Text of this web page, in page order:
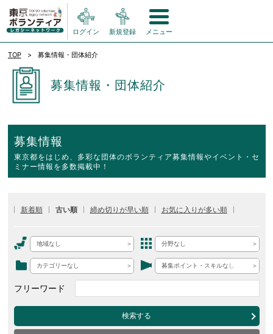
ログイン 新規登録 メニュー
TOP 募集情報・団体紹介
募集情報・団体紹介
募集情報
東京都をはじめ、多彩な団体のボランティア募集情報やイベント・セ
ミナー情報を多数掲載中！
新着順 古い順 締め切りが早い順 お気に入りが多い順
地域なし 分野なし
カテゴリーなし 募集ポイント・スキルなし
フリーワード
検索する